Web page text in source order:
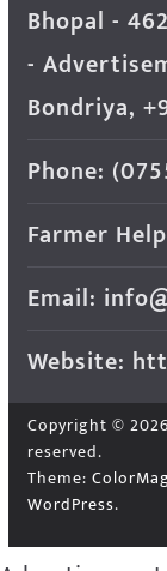
Bhopal -
-
Bondriya,
Phone:
Farmer
Email:
Website:
Copyright © 2026
reserved.
Theme:
WordPress.